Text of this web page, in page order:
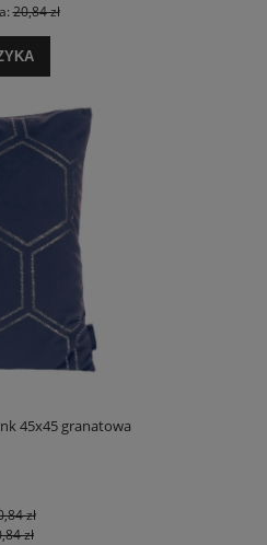
20,84 zł
45x45 granatowa
zł
zł